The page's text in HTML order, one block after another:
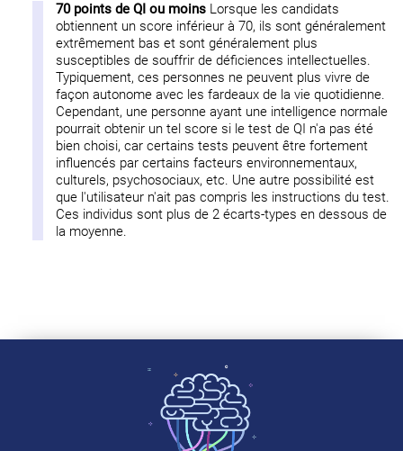
70 points de QI ou moinsLorsque les candidats
obtiennent un score inférieur à 70, ils sont généralement
extrêmement bas et sont généralement plus
susceptibles de souffrir de déficiences intellectuelles.
Typiquement, ces personnes ne peuvent plus vivre de
façon autonome avec les fardeaux de la vie quotidienne.
Cependant, une personne ayant une intelligence normale
pourrait obtenir un tel score si le test de QI n'a pas été
bien choisi, car certains tests peuvent être fortement
influencés par certains facteurs environnementaux,
culturels, psychosociaux, etc. Une autre possibilité est
que l'utilisateur n'ait pas compris les instructions du test.
Ces individus sont plus de 2 écarts-types en dessous de
la moyenne.